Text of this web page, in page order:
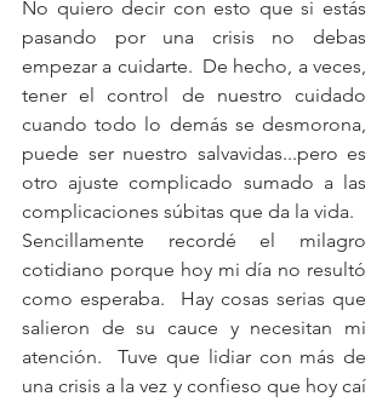
No quiero decir con esto que si estás
pasando por una crisis no debas
empezar a cuidarte.  De hecho, a veces,
tener el control de nuestro cuidado
cuando todo lo demás se desmorona,
puede ser nuestro salvavidas...pero es
otro ajuste complicado sumado a las
complicaciones súbitas que da la vida.
Sencillamente recordé el milagro
cotidiano porque hoy mi día no resultó
como esperaba.  Hay cosas serias que
salieron de su cauce y necesitan mi
atención.  Tuve que lidiar con más de
una crisis a la vez y confieso que hoy caí